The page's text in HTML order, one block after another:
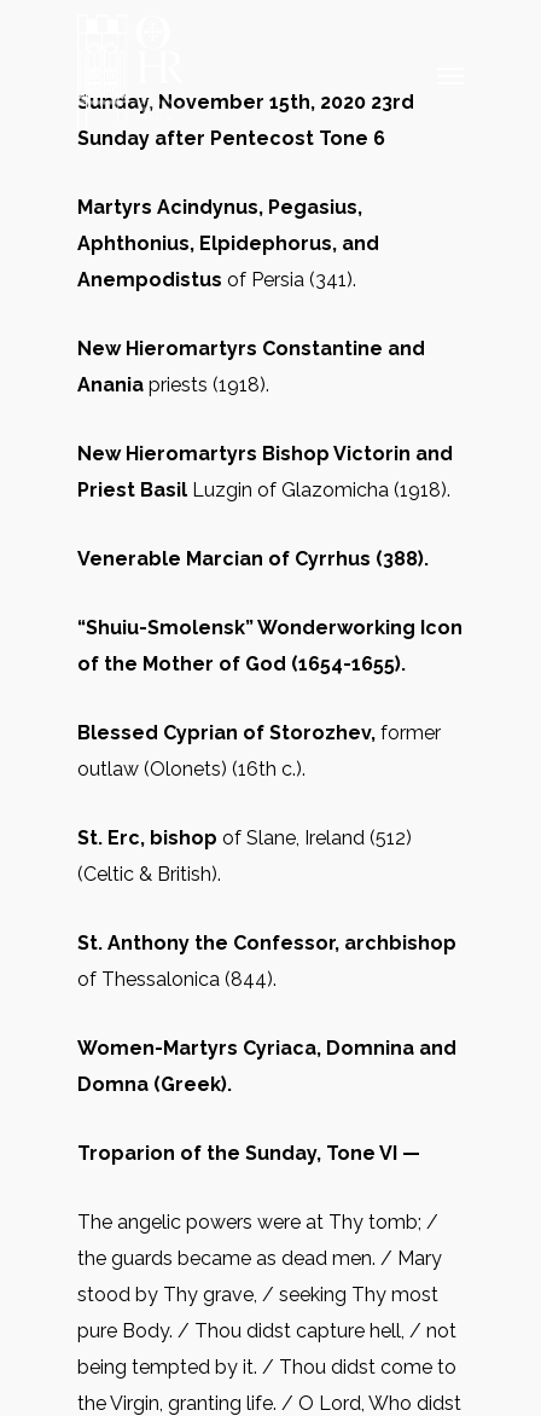
Sunday, November 15th, 2020 23rd
Sunday after Pentecost Tone 6
Martyrs Acindynus, Pegasius,
Aphthonius, Elpidephorus, and
Anempodistus of Persia (341).
New Hieromartyrs Constantine and
Anania priests (1918).
New Hieromartyrs Bishop Victorin and
Priest Basil Luzgin of Glazomicha (1918).
Venerable Marcian of Cyrrhus (388).
“Shuiu-Smolensk” Wonderworking Icon
of the Mother of God (1654-1655).
Blessed Cyprian of Storozhev, former
outlaw (Olonets) (16th c.).
St. Erc, bishop of Slane, Ireland (512)
(Celtic & British).
St. Anthony the Confessor, archbishop
of Thessalonica (844).
Women-Martyrs Cyriaca, Domnina and
Domna (Greek).
Troparion of the Sunday, Tone VI —
The angelic powers were at Thy tomb; /
the guards became as dead men. / Mary
stood by Thy grave, / seeking Thy most
pure Body. / Thou didst capture hell, / not
being tempted by it. / Thou didst come to
the Virgin, granting life. / O Lord, Who didst